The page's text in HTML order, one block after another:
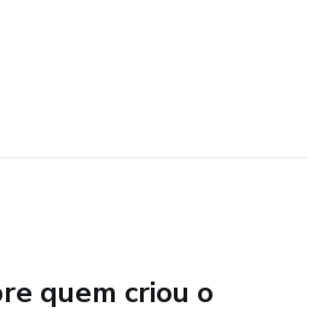
sucedidas, revelando técnicas
transformar suas ideias em
quem criou o